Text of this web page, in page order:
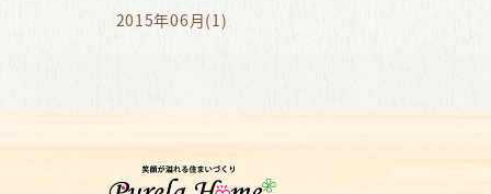
2015年06月(1)